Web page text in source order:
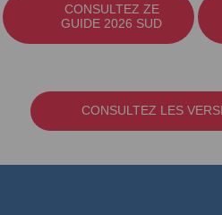
CONSULTEZ ZE
GUIDE 2026 SUD
CONSULTEZ LES